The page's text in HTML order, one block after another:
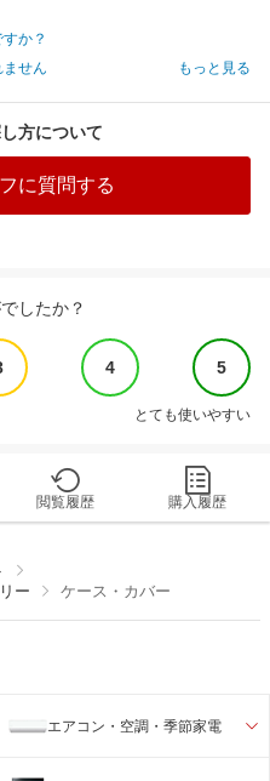
か？
せん
もっと見る
方について
に質問する
したか？
4 5
とても使いやすい
閲覧履歴 購入履歴
ー
ケース・カバー
エアコン・空調・季節家電